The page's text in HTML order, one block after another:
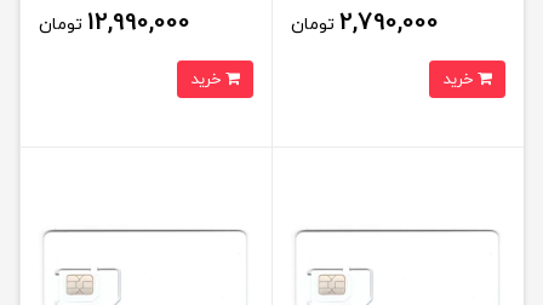
2,790,000 تومان 12,990,000 تومان